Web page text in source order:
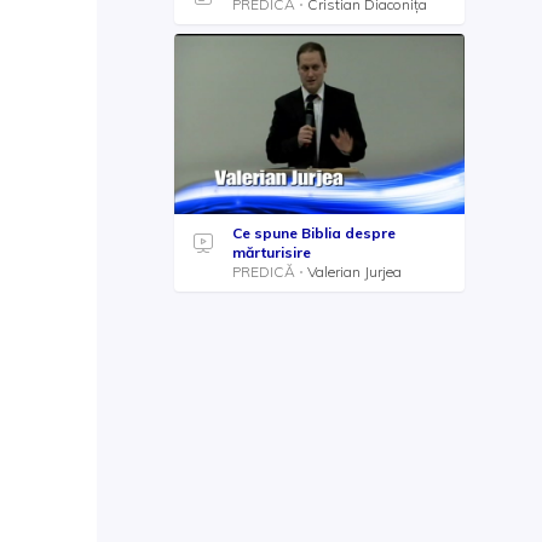
PREDICĂ Cristian Diaconița
Ce spune Biblia despre
mărturisire
PREDICĂ
Valerian Jurjea